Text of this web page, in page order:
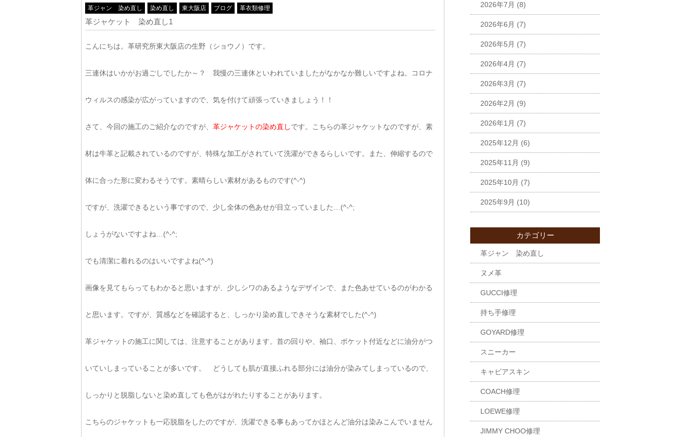
革ジャン 染め直し 染め直し 東大阪店 ブログ 革衣類修理
革ジャケット 染め直し1
こんにちは。革研究所東大阪店の生野（ショウノ）です。
三連休はいかがお過ごしでしたか～？ 我慢の三連休といわれていましたがなかなか難しいですよね。コロナ
ウィルスの感染が広がっていますので、気を付けて頑張っていきましょう！！
さて、今回の施工のご紹介なのですが、 革ジャケットの染め直しです。こちらの革ジャケットなのですが、素
材は牛革と記載されているのですが、特殊な加工がされていて洗濯ができるらしいです。また、伸縮するので
体に合った形に変わるそうです。素晴らしい素材があるものです(^-^)
ですが、洗濯できるという事ですので、少し全体の色あせが目立っていました…(^-^;
しょうがないですよね…(^-^;
でも清潔に着れるのはいいですよね(^-^)
画像を見てもらってもわかると思いますが、少しシワのあるようなデザインで、また色あせているのがわかる
と思います。ですが、質感などを確認すると、しっかり染め直しできそうな素材でした(^-^)
革ジャケットの施工に関しては、注意することがあります。首の回りや、袖口、ポケット付近などに油分がつ
いていしまっていることが多いです。 どうしても肌が直接ふれる部分には油分が染みてしまっているので、
しっかりと脱脂しないと染め直しても色がはがれたりすることがあります。
こちらのジャケットも一応脱脂をしたのですが、洗濯できる事もあってかほとんど油分は染みこんでいません
2026年7月 (8)
2026年6月 (7)
2026年5月 (7)
2026年4月 (7)
2026年3月 (7)
2026年2月 (9)
2026年1月 (7)
2025年12月 (6)
2025年11月 (9)
2025年10月 (7)
2025年9月 (10)
カテゴリー
革ジャン 染め直し
ヌメ革
GUCCI修理
持ち手修理
GOYARD修理
スニーカー
キャビアスキン
COACH修理
LOEWE修理
JIMMY CHOO修理